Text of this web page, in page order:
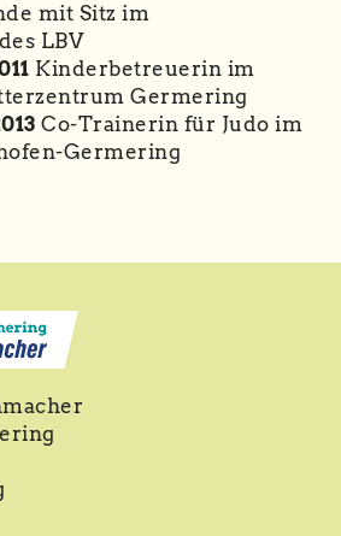
mit Sitz im
LBV
Kinderbetreuerin im
Germering
Co-Trainerin für Judo im
Germering